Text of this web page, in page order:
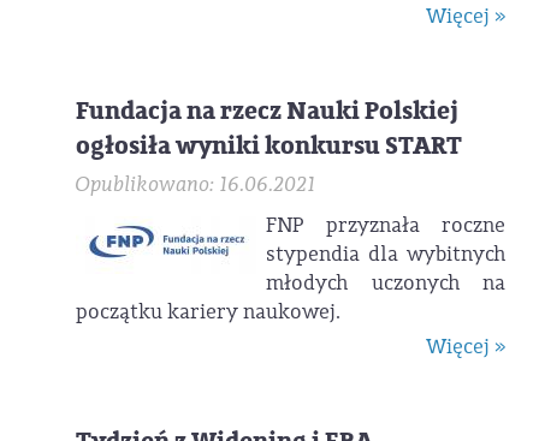
Więcej »
Fundacja na rzecz Nauki Polskiej
ogłosiła wyniki konkursu START
Opublikowano: 16.06.2021
FNP przyznała roczne
stypendia dla wybitnych
młodych uczonych na
początku kariery naukowej.
Więcej »